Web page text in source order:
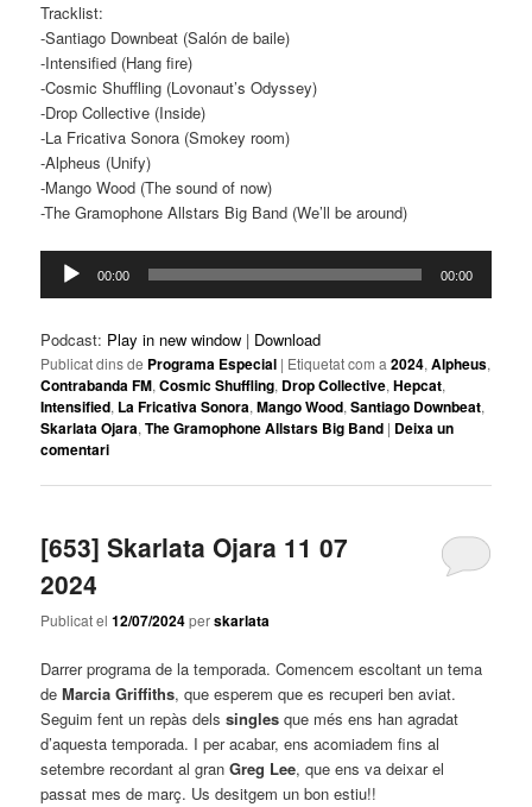
Tracklist:
-Santiago Downbeat (Salón de baile)
-Intensified (Hang fire)
-Cosmic Shuffling (Lovonaut’s Odyssey)
-Drop Collective (Inside)
-La Fricativa Sonora (Smokey room)
-Alpheus (Unify)
-Mango Wood (The sound of now)
-The Gramophone Allstars Big Band (We’ll be around)
Reproductor
d'àudio
00:00 00:00
Podcast: Play in new window | Download
Publicat dins de Programa Especial | Etiquetat com a 2024,Alpheus,
Contrabanda FM,Cosmic Shuffling, Drop Collective,Hepcat,
Intensified, La Fricativa Sonora,Mango Wood,Santiago Downbeat,
Skarlata Ojara,The Gramophone Allstars Big Band | Deixa un
comentari
[653] Skarlata Ojara 11 07
2024
Publicat el12/07/2024perskarlata
Darrer programa de la temporada. Comencem escoltant un tema
deMarcia Griffiths, que esperem que es recuperi ben aviat.
Seguim fent un repàs delssingles que més ens han agradat
d’aquesta temporada. I per acabar, ens acomiadem fins al
setembre recordant al granGreg Lee, que ens va deixar el
passat mes de març. Us desitgem un bon estiu!!